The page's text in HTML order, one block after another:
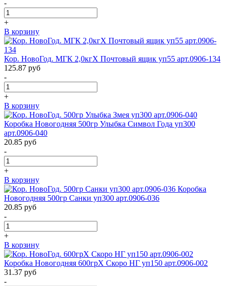
-
+
В корзину
Кор. НовоГод. МГК 2,0кгХ Почтовый ящик уп55 арт.0906-134
125.87 руб
-
+
В корзину
Коробка Новогодняя 500гр Улыбка Символ Года уп300
арт.0906-040
20.85 руб
-
+
В корзину
Коробка
Новогодняя 500гр Санки уп300 арт.0906-036
20.85 руб
-
+
В корзину
Коробка Новогодняя 600грХ Скоро НГ уп150 арт.0906-002
31.37 руб
-